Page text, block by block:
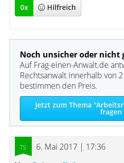
0x Hilfreich
Noch unsicher oder nicht
Auf Frag-einen-Anwalt.de
Rechtsanwalt innerhalb von
bestimmen den Preis.
Jetzt zum Thema
fragen
6. Mai 2017 | 17:36